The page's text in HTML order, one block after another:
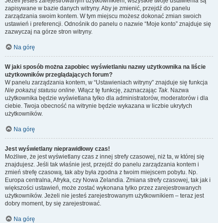
zapisywane w bazie danych witryny. Aby je zmienić, przejdź do panelu
zarządzania swoim kontem. W tym miejscu możesz dokonać zmian swoich
ustawień i preferencji. Odnośnik do panelu o nazwie “Moje konto” znajduje się
zazwyczaj na górze stron witryny.
Na górę
W jaki sposób można zapobiec wyświetlaniu nazwy użytkownika na liście
użytkowników przeglądających forum?
W panelu zarządzania kontem, w “Ustawieniach witryny” znajduje się funkcja
Nie pokazuj statusu online. Włącz tę funkcję, zaznaczając Tak. Nazwa
użytkownika będzie wyświetlana tylko dla administratorów, moderatorów i dla
ciebie. Twoja obecność na witrynie będzie wykazana w liczbie ukrytych
użytkowników.
Na górę
Jest wyświetlany nieprawidłowy czas!
Możliwe, że jest wyświetlany czas z innej strefy czasowej, niż ta, w której się
znajdujesz. Jeśli tak właśnie jest, przejdź do panelu zarządzania kontem i
zmień strefę czasową, tak aby była zgodna z twoim miejscem pobytu. Np.
Europa centralna, Afryka, czy Nowa Zelandia. Zmiana strefy czasowej, tak jak i
większości ustawień, może zostać wykonana tylko przez zarejestrowanych
użytkowników. Jeżeli nie jesteś zarejestrowanym użytkownikiem – teraz jest
dobry moment, by się zarejestrować.
Na górę